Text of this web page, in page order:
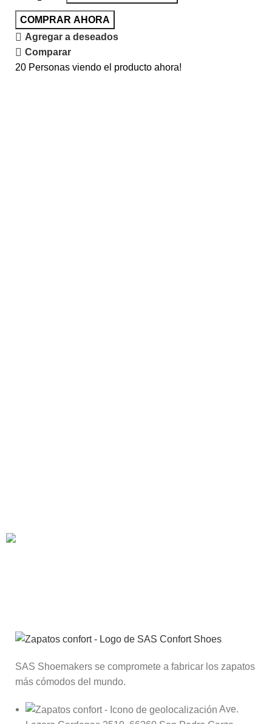
COMPRAR AHORA
Agregar a deseados
Comparar
20 Personas viendo el producto ahora!
SAS Shoemakers se compromete a fabricar los zapatos
más cómodos del mundo.
Ave.